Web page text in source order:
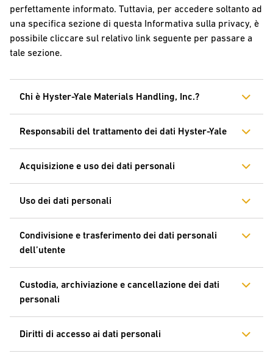
perfettamente informato. Tuttavia, per accedere soltanto ad
una specifica sezione di questa Informativa sulla privacy, è
possibile cliccare sul relativo link seguente per passare a
tale sezione.
Chi è Hyster-Yale Materials Handling, Inc.?
Responsabili del trattamento dei dati Hyster-Yale
Acquisizione e uso dei dati personali
Uso dei dati personali
Condivisione e trasferimento dei dati personali
dell’utente
Custodia, archiviazione e cancellazione dei dati
personali
Diritti di accesso ai dati personali